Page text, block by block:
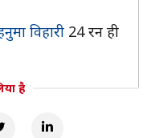
विहारी 24 रन ही
है